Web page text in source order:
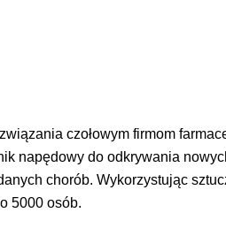
czołowym firmom
napędowy do odkrywania
chorób. Wykorzystując
5000 osób.